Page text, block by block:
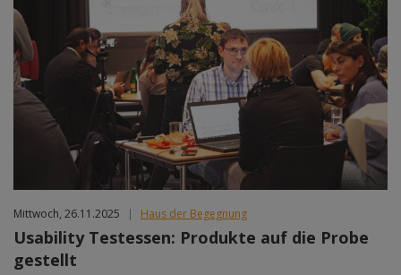
Mittwoch, 26.11.2025 | Haus der Begegnung
Usability Testessen: Produkte auf die Probe
gestellt